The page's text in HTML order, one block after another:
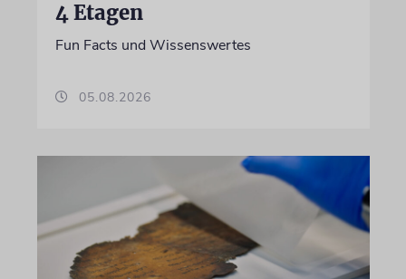
4 Etagen
Fun Facts und Wissenswertes
05.08.2026